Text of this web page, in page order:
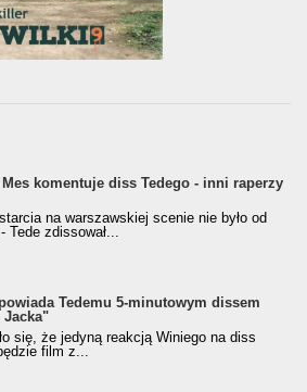
Mes komentuje diss Tedego - inni raperzy
na warszawskiej scenie nie było od
Tede zdissował...
Tedemu 5-minutowym dissem
Jacka"
się, że jedyną reakcją Winiego na diss
film z...